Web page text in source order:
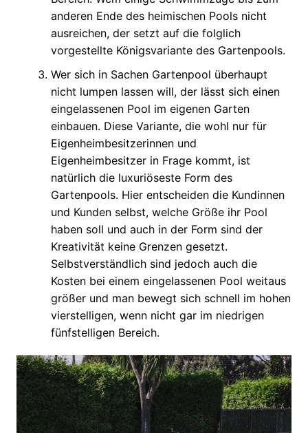
anderen Ende des heimischen Pools nicht
ausreichen, der setzt auf die folglich
vorgestellte Königsvariante des Gartenpools.
Wer sich in Sachen Gartenpool überhaupt
nicht lumpen lassen will, der lässt sich einen
eingelassenen Pool im eigenen Garten
einbauen. Diese Variante, die wohl nur für
Eigenheimbesitzerinnen und
Eigenheimbesitzer in Frage kommt, ist
natürlich die luxuriöseste Form des
Gartenpools. Hier entscheiden die Kundinnen
und Kunden selbst, welche Größe ihr Pool
haben soll und auch in der Form sind der
Kreativität keine Grenzen gesetzt.
Selbstverständlich sind jedoch auch die
Kosten bei einem eingelassenen Pool weitaus
größer und man bewegt sich schnell im hohen
vierstelligen, wenn nicht gar im niedrigen
fünfstelligen Bereich.